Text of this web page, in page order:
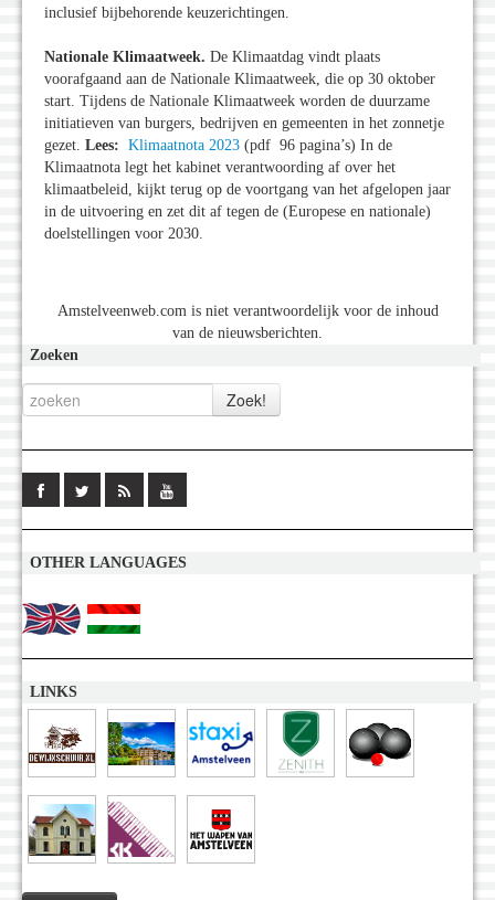
inclusief bijbehorende keuzerichtingen.
Nationale Klimaatweek. De Klimaatdag vindt plaats
voorafgaand aan de Nationale Klimaatweek, die op 30 oktober
start. Tijdens de Nationale Klimaatweek worden de duurzame
initiatieven van burgers, bedrijven en gemeenten in het zonnetje
gezet. Lees: Klimaatnota 2023 (pdf 96 pagina’s) In de
Klimaatnota legt het kabinet verantwoording af over het
klimaatbeleid, kijkt terug op de voortgang van het afgelopen jaar
in de uitvoering en zet dit af tegen de (Europese en nationale)
doelstellingen voor 2030.
Amstelveenweb.com is niet verantwoordelijk voor de inhoud
van de nieuwsberichten.
Zoeken
OTHER LANGUAGES
LINKS